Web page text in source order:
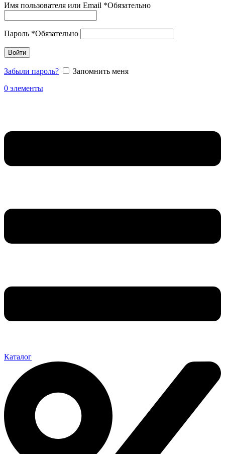
Имя пользователя или Email *Обязательно
Пароль *Обязательно
Войти
Забыли пароль?
Запомнить меня
0 элементы
Каталог